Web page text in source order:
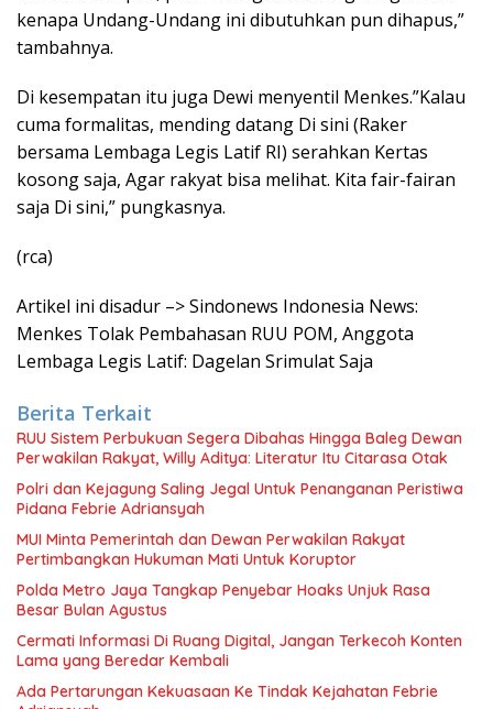
kenapa Undang-Undang ini dibutuhkan pun dihapus,”
tambahnya.
Di kesempatan itu juga Dewi menyentil Menkes.”Kalau
cuma formalitas, mending datang Di sini (Raker
bersama Lembaga Legis Latif RI) serahkan Kertas
kosong saja, Agar rakyat bisa melihat. Kita fair-fairan
saja Di sini,” pungkasnya.
(rca)
Artikel ini disadur –> Sindonews Indonesia News:
Menkes Tolak Pembahasan RUU POM, Anggota
Lembaga Legis Latif: Dagelan Srimulat Saja
Berita Terkait
RUU Sistem Perbukuan Segera Dibahas Hingga Baleg Dewan
Perwakilan Rakyat, Willy Aditya: Literatur Itu Citarasa Otak
Polri dan Kejagung Saling Jegal Untuk Penanganan Peristiwa
Pidana Febrie Adriansyah
MUI Minta Pemerintah dan Dewan Perwakilan Rakyat
Pertimbangkan Hukuman Mati Untuk Koruptor
Polda Metro Jaya Tangkap Penyebar Hoaks Unjuk Rasa
Besar Bulan Agustus
Cermati Informasi Di Ruang Digital, Jangan Terkecoh Konten
Lama yang Beredar Kembali
Ada Pertarungan Kekuasaan Ke Tindak Kejahatan Febrie